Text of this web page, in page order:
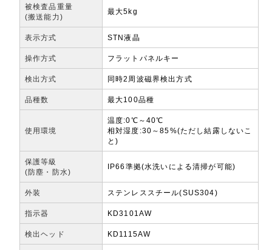
被検査品重量
(搬送能力)
最大5kg
表示方式 STN液晶
操作方式 フラットパネルキー
検出方式 同時2周波磁界検出方式
品種数 最大100品種
使用環境
温度:0℃～40℃
相対湿度:30～85%(ただし結露しないこ
と)
保護等級
(防塵・防水)
IP66準拠(水洗いによる清掃が可能)
外装 ステンレススチール(SUS304)
指示器 KD3101AW
検出ヘッド KD1115AW